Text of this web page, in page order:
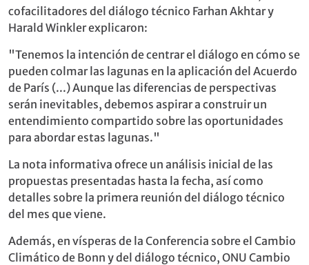
cofacilitadores del diálogo técnico Farhan Akhtar y
Harald Winkler explicaron:
"Tenemos la intención de centrar el diálogo en cómo se
pueden colmar las lagunas en la aplicación del Acuerdo
de París (...) Aunque las diferencias de perspectivas
serán inevitables, debemos aspirar a construir un
entendimiento compartido sobre las oportunidades
para abordar estas lagunas."
La nota informativa ofrece un análisis inicial de las
propuestas presentadas hasta la fecha, así como
detalles sobre la primera reunión del diálogo técnico
del mes que viene.
Además, en vísperas de la Conferencia sobre el Cambio
Climático de Bonn y del diálogo técnico, ONU Cambio